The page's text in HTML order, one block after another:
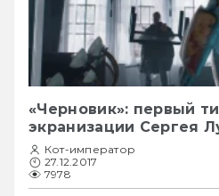
«Черновик»: первый
экранизации Сергея
Кот-император
27.12.2017
7978